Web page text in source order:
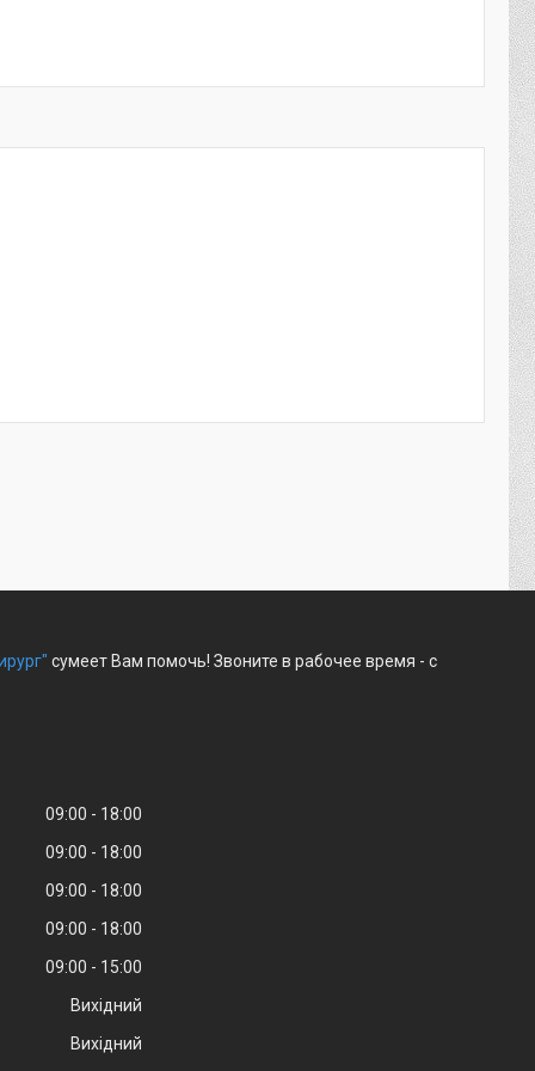
сумеет Вам помочь! Звоните в рабочее время - с
09:00
18:00
09:00
18:00
09:00
18:00
09:00
18:00
09:00
15:00
Вихідний
Вихідний